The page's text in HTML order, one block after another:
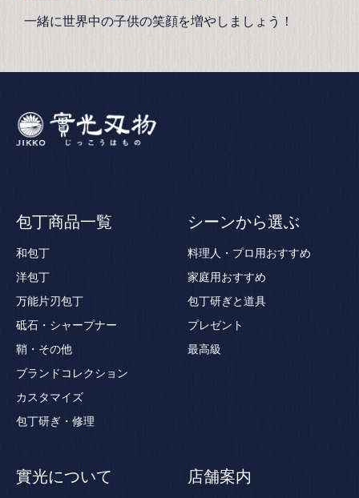
一緒に世界中の子供の笑顔を増やしましょう！
包丁商品一覧
和包丁
洋包丁
万能片刃包丁
砥石・シャープナー
鞘・その他
ブランドコレクション
カスタマイズ
包丁研ぎ・修理
シーンから選ぶ
料理人・プロ用おすすめ
家庭用おすすめ
包丁研ぎと道具
プレゼント
最高級
實光について 店舗案内